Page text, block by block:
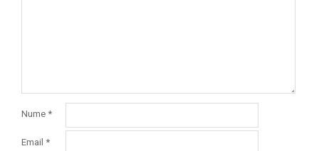
Nume *
Email *